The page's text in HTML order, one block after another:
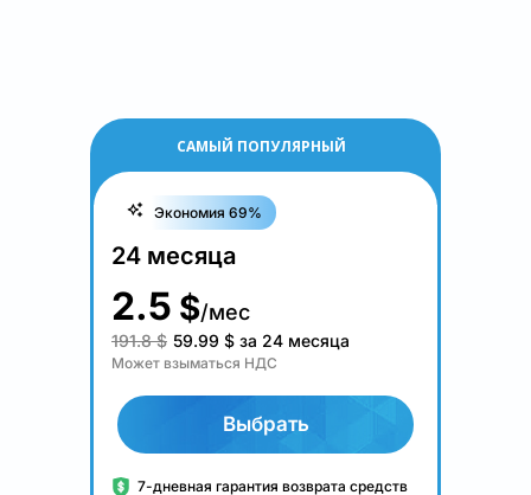
САМЫЙ ПОПУЛЯРНЫЙ
Экономия 69%
24 месяца
2.5 $/мес
191.8 $ 59.99 $ за 24 месяца
Может взыматься НДС
Выбрать
7-дневная гарантия возврата средств